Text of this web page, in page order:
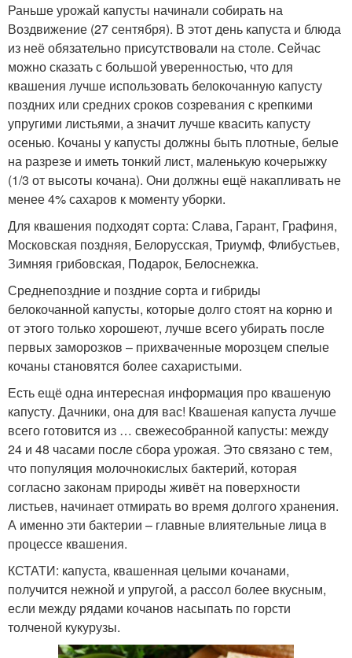
Раньше урожай капусты начинали собирать на
Воздвижение (27 сентября). В этот день капуста и блюда
из неё обязательно присутствовали на столе. Сейчас
можно сказать с большой уверенностью, что для
квашения лучше использовать белокочанную капусту
поздних или средних сроков созревания с крепкими
упругими листьями, а значит лучше квасить капусту
осенью. Кочаны у капусты должны быть плотные, белые
на разрезе и иметь тонкий лист, маленькую кочерыжку
(1/3 от высоты кочана). Они должны ещё накапливать не
менее 4% сахаров к моменту уборки.
Для квашения подходят сорта: Слава, Гарант, Графиня,
Московская поздняя, Белорусская, Триумф, Флибустьев,
Зимняя грибовская, Подарок, Белоснежка.
Среднепоздние и поздние сорта и гибриды
белокочанной капусты, которые долго стоят на корню и
от этого только хорошеют, лучше всего убирать после
первых заморозков – прихваченные морозцем спелые
кочаны становятся более сахаристыми.
Есть ещё одна интересная информация про квашеную
капусту. Дачники, она для вас! Квашеная капуста лучше
всего готовится из … свежесобранной капусты: между
24 и 48 часами после сбора урожая. Это связано с тем,
что популяция молочнокислых бактерий, которая
согласно законам природы живёт на поверхности
листьев, начинает отмирать во время долгого хранения.
А именно эти бактерии – главные влиятельные лица в
процессе квашения.
КСТАТИ: капуста, квашенная целыми кочанами,
получится нежной и упругой, а рассол более вкусным,
если между рядами кочанов насыпать по горсти
толченой кукурузы.